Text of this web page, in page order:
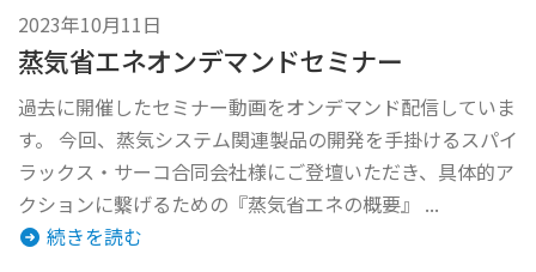
2023年10月11日
蒸気省エネオンデマンドセミナー
過去に開催したセミナー動画をオンデマンド配信していま
す。 今回、蒸気システム関連製品の開発を手掛けるスパイ
ラックス・サーコ合同会社様にご登壇いただき、具体的ア
クションに繫げるための『蒸気省エネの概要』 ...
続きを読む